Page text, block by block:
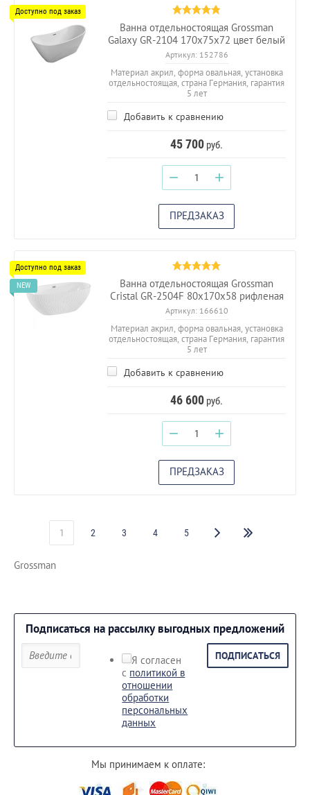
Ванна отдельностоящая Grossman
Galaxy GR-2104 170х75х72 цвет белый
Артикул:152786
Материал акрил, форма овальная, установка
отдельностоящая, страна Германия, гарантия
5 лет
Добавить к сравнению
45 700 руб.
− +
ПРЕДЗАКАЗ
Ванна отдельностоящая Grossman
Cristal GR-2504F 80х170х58 рифленая
Артикул:166610
Материал акрил, форма овальная, установка
отдельностоящая, страна Германия, гарантия
5 лет
Добавить к сравнению
46 600 руб.
− +
ПРЕДЗАКАЗ
1 2 3 4 5
Grossman
Подписаться на рассылку выгодных предложений
Я согласен
с политикой в
отношении
обработки
персональных
данных
ПОДПИСАТЬСЯ
Мы принимаем к оплате: